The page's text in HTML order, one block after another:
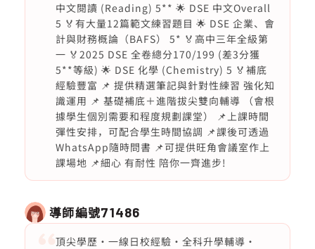
中文閱讀 (Reading) 5** 🌟 DSE 中文Overall
5 🏅有大量12篇範文練習題目 🌟 DSE 企業、會
計與財務概論（BAFS） 5* 🏅高中三年全級第
一 🏅2025 DSE 全卷總分170/199 (差3分獲
5**等級) 🌟 DSE 化學 (Chemistry) 5 🏅補底
經驗豐富 📌 提供精選筆記與針對性練習 強化知
識運用 📌 基礎補底＋進階拔尖雙向輔導 （會根
據學生個別需要和程度規劃課堂） 📌上課時間
彈性安排，可配合學生時間協調 📌課後可透過
WhatsApp隨時問書 📌可提供旺角會議室作上
課場地 📌細心 有耐性 陪你一齊進步!
導師編號71486
頂尖學歷・一線日校經驗・全科升學輔導・